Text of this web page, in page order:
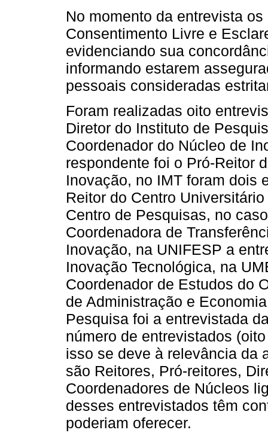
No momento da entrevista
Consentimento Livre e
evidenciando sua
informando estarem
pessoais consideradas
Foram realizadas oito
Diretor do Instituto de
Coordenador do Núcleo de
respondente foi o Pró-Reitor
Inovação, no IMT foram dois
Reitor do Centro
Centro de Pesquisas, no
Coordenadora de
Inovação, na UNIFESP a
Inovação Tecnológica, na
Coordenador de Estudos do
de Administração e
Pesquisa foi a entrevistada
número de entrevistados
isso se deve à relevância da
são Reitores, Pró-reitores,
Coordenadores de Núcleos
desses entrevistados têm
poderiam oferecer.